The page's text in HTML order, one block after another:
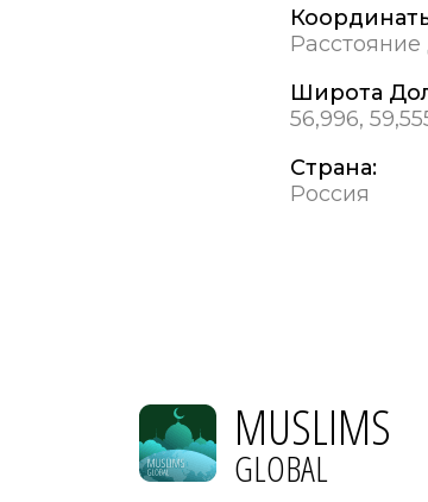
Широта
56,996,
Страна:
Россия
MUSLIMS
GLOBAL